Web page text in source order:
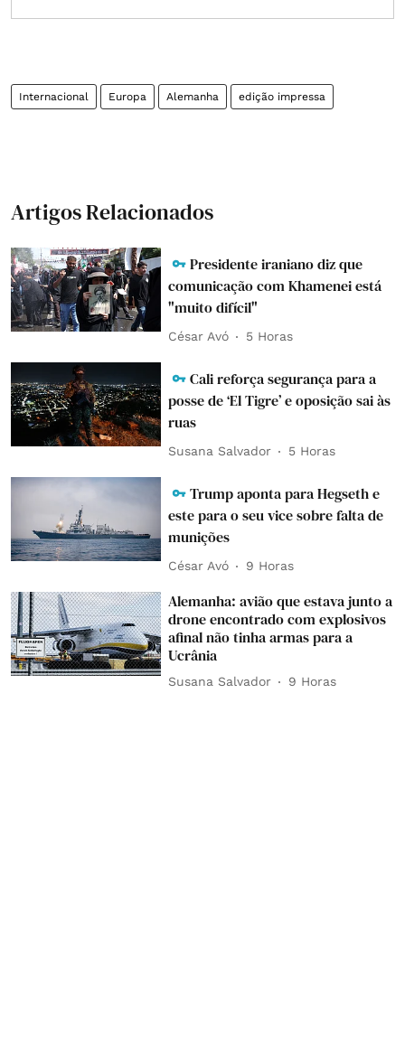
Internacional Europa Alemanha edição impressa
Artigos Relacionados
Presidente iraniano diz que
comunicação com Khamenei está
"muito difícil"
César Avó 5 Horas
Cali reforça segurança para a
posse de ‘El Tigre’ e oposição sai às
ruas
Susana Salvador 5 Horas
Trump aponta para Hegseth e
este para o seu vice sobre falta de
munições
César Avó 9 Horas
Alemanha: avião que estava junto a
drone encontrado com explosivos
afinal não tinha armas para a
Ucrânia
Susana Salvador 9 Horas